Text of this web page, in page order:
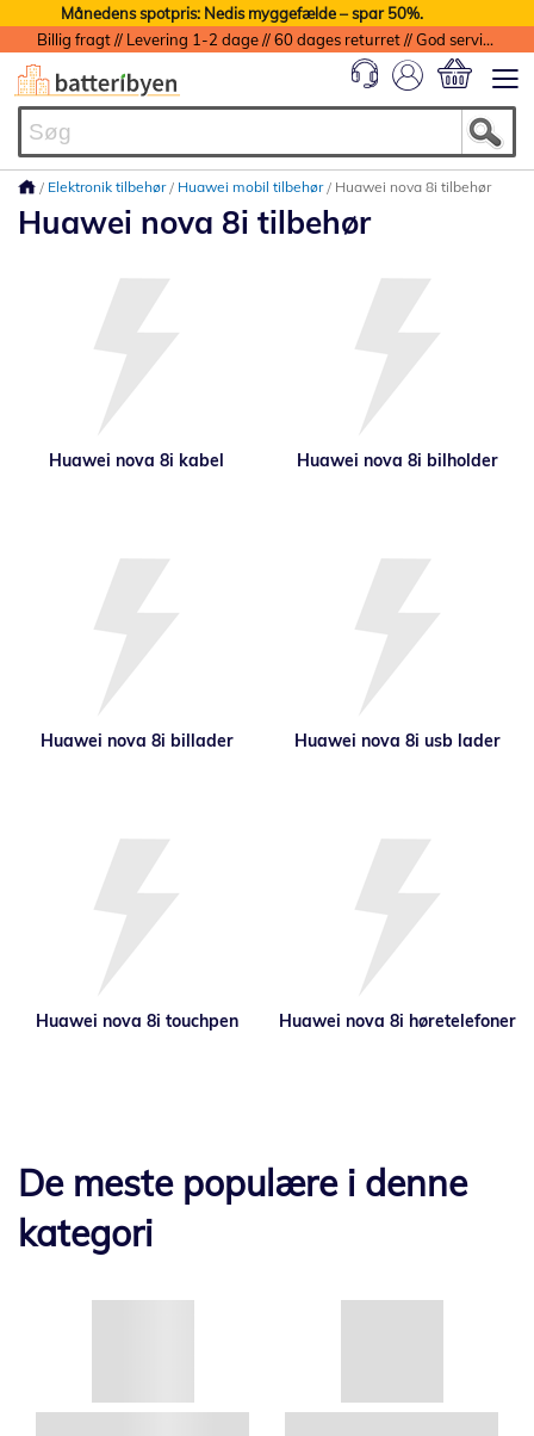
Månedens spotpris: Nedis myggefælde – spar 50%.
Billig fragt // Levering 1-2 dage // 60 dages returret // God service med garanti
Elektronik tilbehør Huawei mobil tilbehør Huawei nova 8i tilbehør
Huawei nova 8i tilbehør
Huawei nova 8i kabel Huawei nova 8i bilholder
Huawei nova 8i billader Huawei nova 8i usb lader
Huawei nova 8i touchpen Huawei nova 8i høretelefoner
De meste populære i denne
kategori